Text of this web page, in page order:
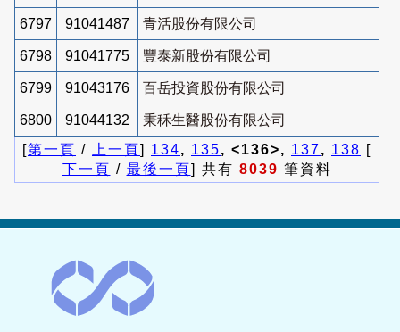
6797 91041487 青活股份有限公司
6798 91041775 豐泰新股份有限公司
6799 91043176 百岳投資股份有限公司
6800 91044132
秉秝生醫股份有限公司
[第一頁 / 上一頁] 134, 135, <136>, 137, 138 [
下一頁 / 最後一頁] 共有 8039 筆資料